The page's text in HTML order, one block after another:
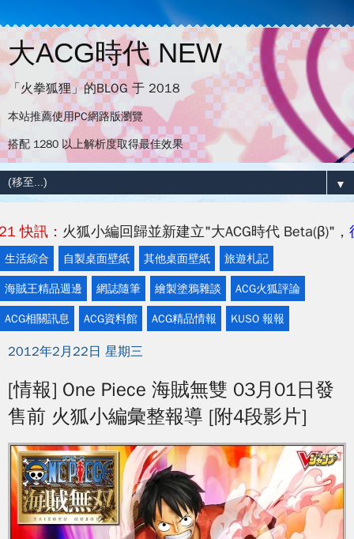
大ACG時代 NEW
「火拳狐狸」的BLOG 于 2018
本站推薦使用PC網路版瀏覽
搭配 1280 以上解析度取得最佳效果
▼
編回歸並新建立"大ACG時代 Beta(β)"，後續更新將會
生活綜合 自製桌面壁紙 其他桌面壁紙 旅遊札記
海賊王精品週邊 網誌隨筆 繪製塗鴉雜談 ACG火狐評論
ACG相關訊息 ACG資料館 ACG精品情報 KUSO 報報
2012年2月22日 星期三
[情報] One Piece 海賊無雙 03月01日發
售前 火狐小編彙整報導 [附4段影片]